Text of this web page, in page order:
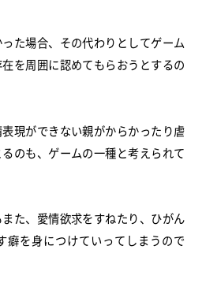
た場合、その代わりとしてゲーム
を周囲に認めてもらおうとするの
現ができない親がからかったり虐
のも、ゲームの一種と考えられて
た、愛情欲求をすねたり、ひがん
癖を身につけていってしまうので